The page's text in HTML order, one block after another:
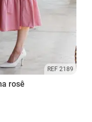
REF 2189
rosê